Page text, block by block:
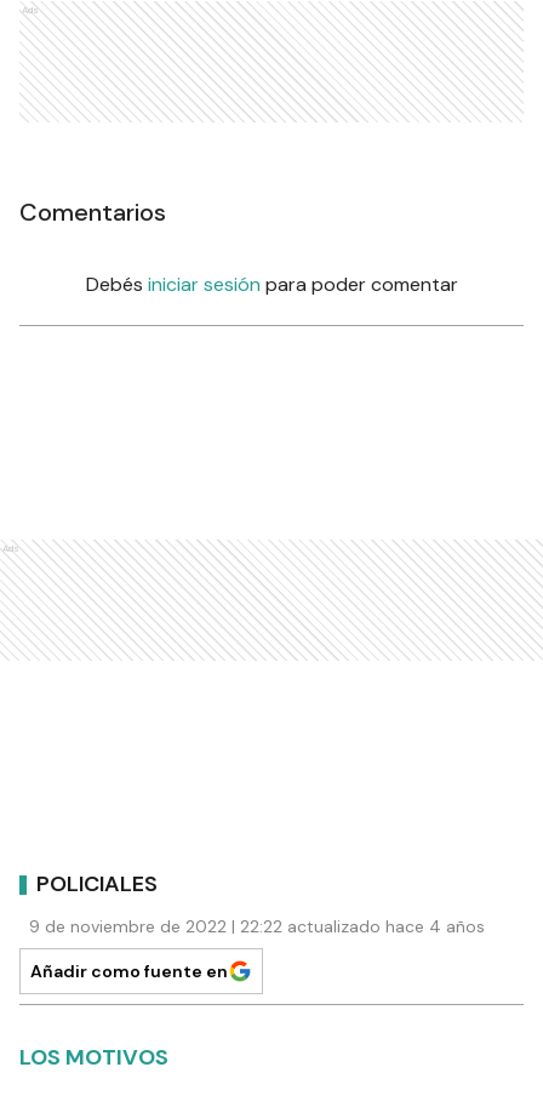
Ads
Comentarios
Debés iniciar sesión para poder comentar
Ads
POLICIALES
9 de noviembre de 2022 | 22:22 actualizado hace 4 años
Añadir como fuente en
LOS MOTIVOS